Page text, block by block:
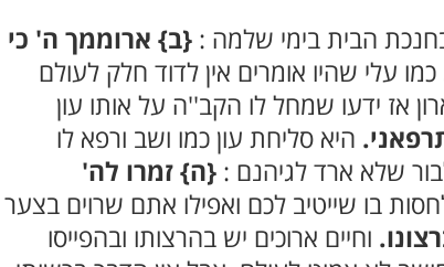
הבית בימי שלמה : {ב} ארוממך ה' כי
כמו עלי שהיו אומרים אין לדוד חלק לעולם
אז ידעו שמחל לו הקב''ה על אותו עון
היא סליחת עון כמו ושב ורפא לו
שלא ארד לגיהנם : {ה}זמרו לה'
בו שייטיב לכם ואפילו אתם שרוים בצער
וחיים ארוכים יש בהרצותו ובהפייסו